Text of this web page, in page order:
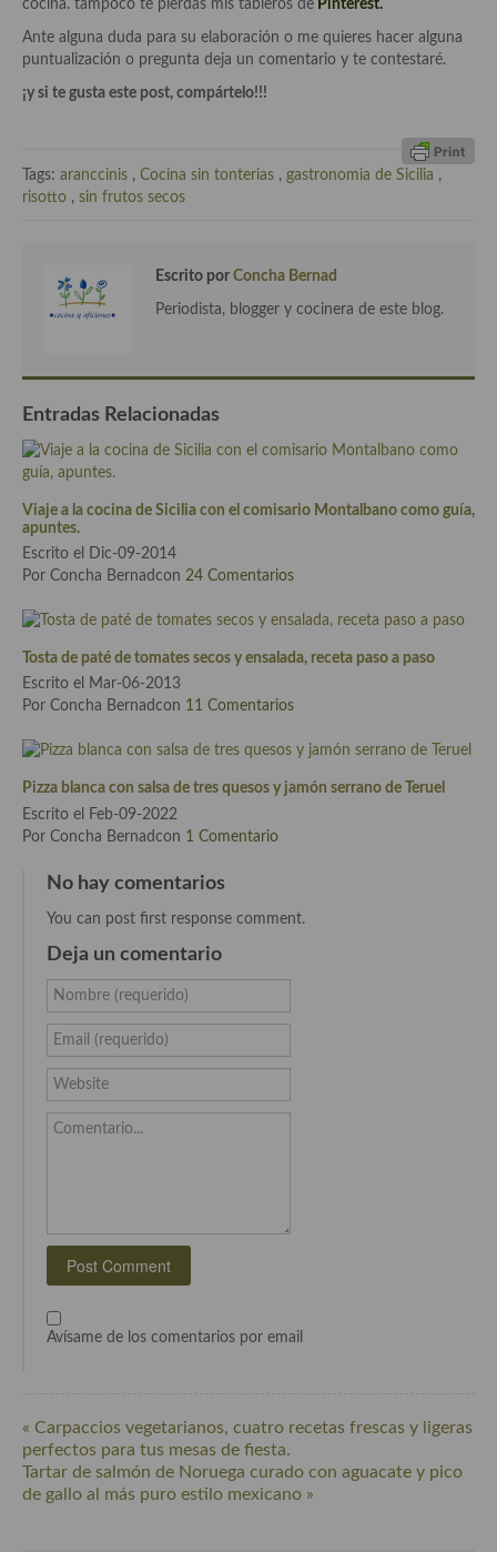
Cocina de Nicaragua
Cocina Mexicana
Cocina de Oriente Medio
Cocina libanesa
Cocina Armenia
Cocina Siria
Cocina Azerí (Azerbaiyán)
Cocina de Egipto
Cocina Oriental
Cocina Tailandesa
Cocina Vietnamita
Cocina HIndú
Cocina China
Cocina del Pacifico
Cocina filipina
Cocina de Hawái
Cocina de Madagascar
Cocina del Congo
Cocina Sefardí
Cocina fusión
Cocinas de España
cocina. tampoco te pierdas mis tableros de Pinterest.
Ante alguna duda para su elaboración o me quieres hacer alguna
puntualización o pregunta deja un comentario y te contestaré.
¡y si te gusta este post, compártelo!!!
Tags: aranccinis , Cocina sin tonterias , gastronomia de Sicilia ,
risotto , sin frutos secos
Escrito por Concha Bernad
Periodista, blogger y cocinera de este blog.
Entradas Relacionadas
Viaje a la cocina de Sicilia con el comisario Montalbano como guía,
apuntes.
Escrito el Dic-09-2014
Por Concha Bernadcon 24 Comentarios
Tosta de paté de tomates secos y ensalada, receta paso a paso
Escrito el Mar-06-2013
Por Concha Bernadcon 11 Comentarios
Pizza blanca con salsa de tres quesos y jamón serrano de Teruel
Escrito el Feb-09-2022
Por Concha Bernadcon 1 Comentario
No hay comentarios
You can post first response comment.
Deja un comentario
Nombre (requerido)
Email (requerido)
Website
Comentario...
Avísame de los comentarios por email
« Carpaccios vegetarianos, cuatro recetas frescas y ligeras
perfectos para tus mesas de fiesta.
Tartar de salmón de Noruega curado con aguacate y pico
de gallo al más puro estilo mexicano »